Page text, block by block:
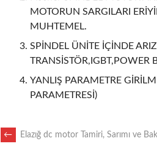
MOTORUN SARGILARI
MUHTEMEL.
SPİNDEL ÜNİTE İÇİNDE
TRANSİSTÖR,IGBT,POWER
YANLIŞ PARAMETRE
PARAMETRESİ)
POST
← Elazığ dc motor Tamiri, Sarımı ve